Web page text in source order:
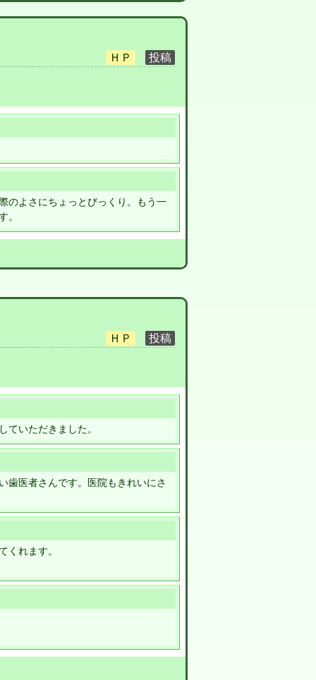
よさにちょっとびっくり。もう一
。
ていただきました。
歯医者さんです。医院もきれいにさ
くれます。